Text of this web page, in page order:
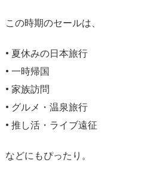
この時期のセールは、
• 夏休みの日本旅行
• 一時帰国
• 家族訪問
• グルメ・温泉旅行
• 推し活・ライブ遠征
などにもぴったり。